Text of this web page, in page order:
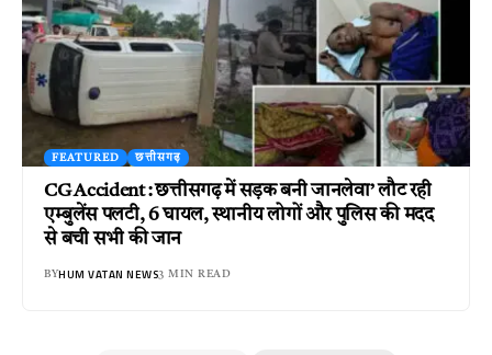
FEATURED छत्तीसगढ़
CG Accident : छत्तीसगढ़ में सड़क बनी जानलेवा’ लौट रही
एम्बुलेंस पलटी, 6 घायल, स्थानीय लोगों और पुलिस की मदद
से बची सभी की जान
BYHUM VATAN NEWS3 MIN READ